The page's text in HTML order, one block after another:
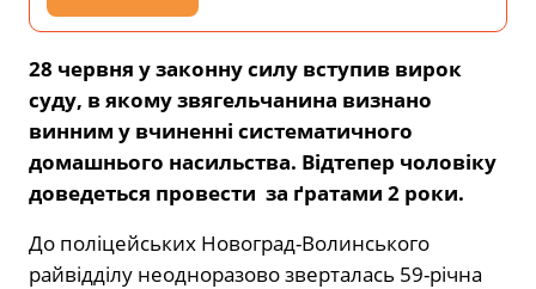
28 червня у законну силу вступив вирок
суду, в якому звягельчанина визнано
винним у вчиненні систематичного
домашнього насильства. Відтепер чоловіку
доведеться провести за ґратами 2 роки.
До поліцейських Новоград-Волинського
райвідділу неодноразово зверталась 59-річна